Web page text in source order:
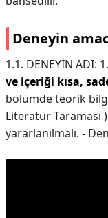
Deneyin
1.1. DENEYİN ADI:
ve içeriği kısa,
bölümde teorik
Literatür Taraması
yararlanılmalı. -